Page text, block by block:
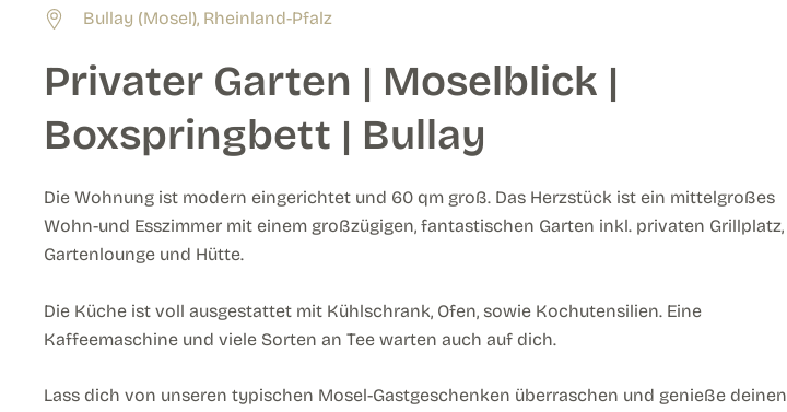
Bullay (Mosel), Rheinland-Pfalz
Privater Garten | Moselblick |
Boxspringbett | Bullay
Die Wohnung ist modern eingerichtet und 60 qm groß. Das Herzstück ist ein mittelgroßes
Wohn-und Esszimmer mit einem großzügigen, fantastischen Garten inkl. privaten Grillplatz,
Gartenlounge und Hütte.
Die Küche ist voll ausgestattet mit Kühlschrank, Ofen, sowie Kochutensilien. Eine
Kaffeemaschine und viele Sorten an Tee warten auch auf dich.
Lass dich von unseren typischen Mosel-Gastgeschenken überraschen und genieße deinen